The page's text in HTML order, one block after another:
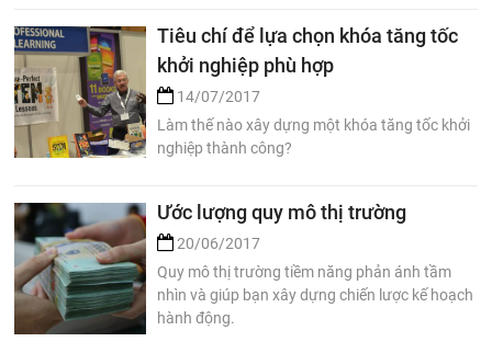
Tiêu chí để lựa chọn khóa tăng tốc
khởi nghiệp phù hợp
14/07/2017
Làm thế nào xây dựng một khóa tăng tốc khởi
nghiệp thành công?
Ước lượng quy mô thị trường
20/06/2017
Quy mô thị trường tiềm năng phản ánh tầm
nhìn và giúp bạn xây dựng chiến lược kế hoạch
hành động.